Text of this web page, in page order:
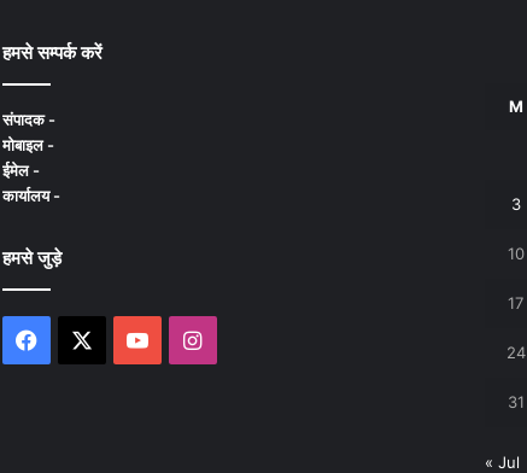
हमसे सम्पर्क करें
संपादक -
मोबाइल -
ईमेल -
कार्यालय -
हमसे जुड़े
Facebook YouTubeInstagram
M
3
10
17
24
31
« Jul